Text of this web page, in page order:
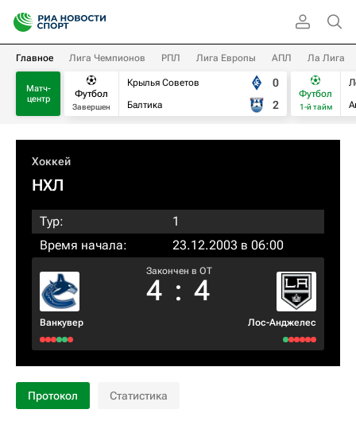
Главное Лига Чемпионов РПЛ Лига Европы АПЛ Ла Лига
Матч-
центр
Футбол
Завершен
Крылья Советов
Балтика
0
2
Футбол
1-й тайм
Хоккей
НХЛ
Тур:
1
Время начала:
23.12.2003 в 06:00
Ванкувер
Закончен в OT
4 : 4
Лос-Анджелес
Протокол Статистика